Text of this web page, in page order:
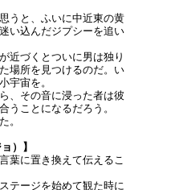
うと、ふいに中近東の黄
い込んだジプシーを追い
近づくとついに男は独り
場所を見つけるのだ。い
宇宙を。
、その音に浸った者は彼
うことになるだろう。
。
ョ）】
葉に置き換えて伝えるこ
テージを始めて観た時に